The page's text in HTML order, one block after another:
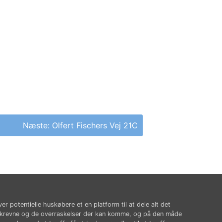
Næste: Olfert Fischers Vej 21C
potentielle huskøbere et en platform til at dele alt det
og de overraskelser der kan komme, og på den måde